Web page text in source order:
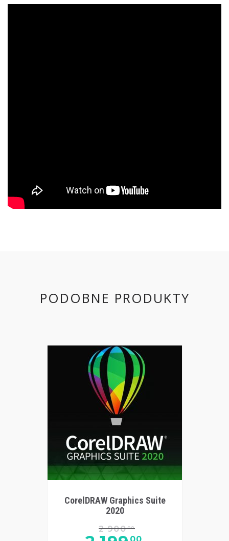
PODOBNE PRODUKTY
CorelDRAW Graphics Suite
2020
2 90000